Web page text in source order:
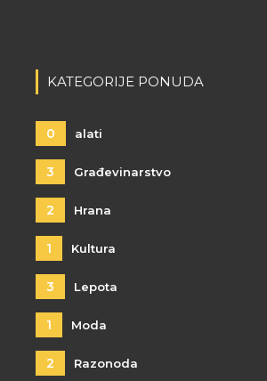
KATEGORIJE PONUDA
0 alati
3 Građevinarstvo
2 Hrana
1 Kultura
3 Lepota
1 Moda
2 Razonoda